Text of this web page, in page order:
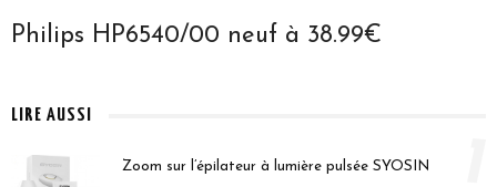
Philips HP6540/00 neuf à 38.99€
LIRE AUSSI
Zoom sur l’épilateur à lumière pulsée SYOSIN